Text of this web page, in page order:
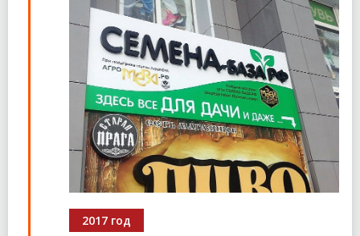
2017 год